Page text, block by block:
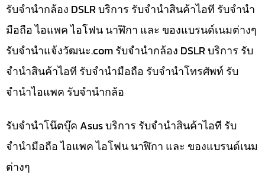
รับจำนำกล้อง DSLR บริการ รับจำนำสินค้าไอที รับจำนำ
มือถือ ไอแพค ไอโฟน นาฬิกา และ ของแบรนด์เนมต่างๆ
รับจํานําแจ้งวัฒนะ.com รับจำนำกล้อง DSLR บริการ รับ
จำนำสินค้าไอที รับจำนำมือถือ รับจำนำโทรศัพท์ รับ
จำนำไอแพค รับจำนำกล้อ
รับจำนำโน๊ตบุ๊ค Asus บริการ รับจำนำสินค้าไอที รับ
จำนำมือถือ ไอแพค ไอโฟน นาฬิกา และ ของแบรนด์เนม
ต่างๆ